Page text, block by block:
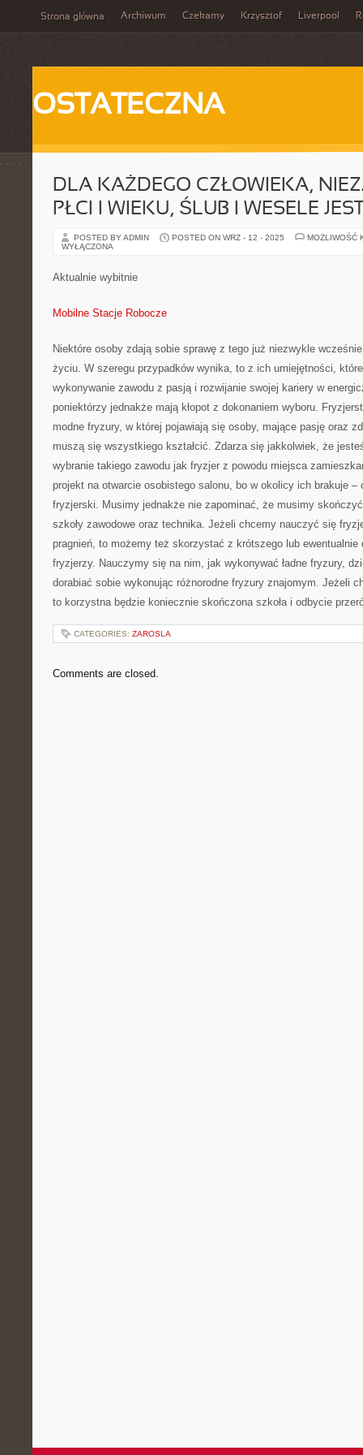
Strona główna Archiwum Czekamy Krzysztof Liverpool
OSTATECZNA
DLA KAŻDEGO CZŁOWIEKA,
PŁCI I WIEKU, ŚLUB I WESELE
POSTED BY ADMIN POSTED ON WRZ - 12 - 2025
MOŻLIWOŚĆ
WYŁĄCZONA
Aktualnie wybitnie
Mobilne Stacje Robocze
Niektóre osoby zdają sobie sprawę z tego już niezwykle
życiu. W szeregu przypadków wynika, to z ich umiejętności,
wykonywanie zawodu z pasją i rozwijanie swojej kariery w
poniektórzy jednakże mają kłopot z dokonaniem wyboru.
modne fryzury, w której pojawiają się osoby, mające pasję oraz
muszą się wszystkiego kształcić. Zdarza się jakkolwiek, że
wybranie takiego zawodu jak fryzjer z powodu miejsca
projekt na otwarcie osobistego salonu, bo w okolicy ich brakuje –
fryzjerski. Musimy jednakże nie zapominać, że musimy
szkoły zawodowe oraz technika. Jeżeli chcemy nauczyć się
pragnień, to możemy też skorzystać z krótszego lub ewentualnie
fryzjerzy. Nauczymy się na nim, jak wykonywać ładne fryzury,
dorabiać sobie wykonując różnorodne fryzury znajomym. Jeżeli
to korzystna będzie koniecznie skończona szkoła i odbycie
CATEGORIES: ZAROSLA
Comments are closed.